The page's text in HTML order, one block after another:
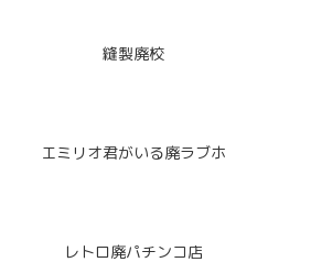
縫製廃校
エミリオ君がいる廃ラブホ
レトロ廃パチンコ店